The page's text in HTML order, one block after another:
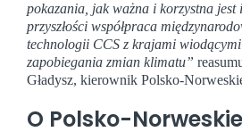
pokazania, jak ważna i korzystna jest
przyszłości współpraca
technologii CCS z krajami wiodącymi
zapobiegania zmian klimatu”
Gładysz, kierownik Polsko-
O Polsko-